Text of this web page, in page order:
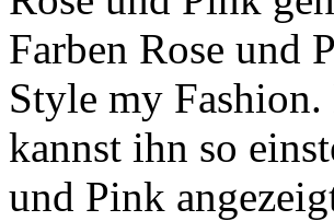
Farben Rose und
Style my
kannst ihn so
und Pink